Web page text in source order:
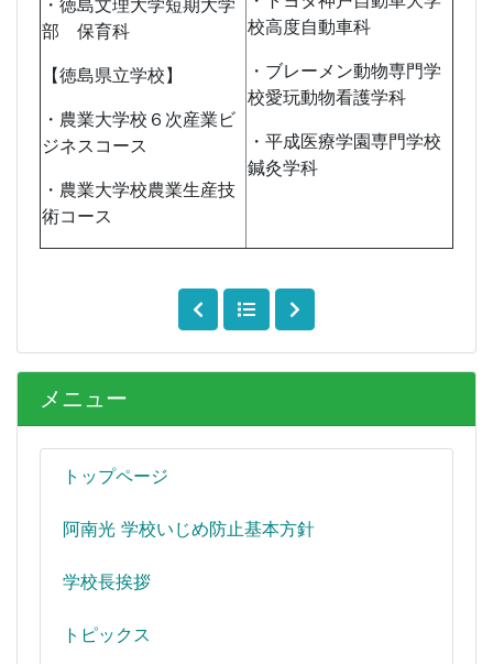
メニュー
トップページ
阿南光 学校いじめ防止基本方針
学校長挨拶
トピックス
・徳島文理大学短期大学
部 保育科
【徳島県立学校】
・農業大学校６次産業ビ
ジネスコース
・農業大学校農業生産技
術コース
校高度自動車科
・ブレーメン動物専門学
校愛玩動物看護学科
・平成医療学園専門学校
鍼灸学科